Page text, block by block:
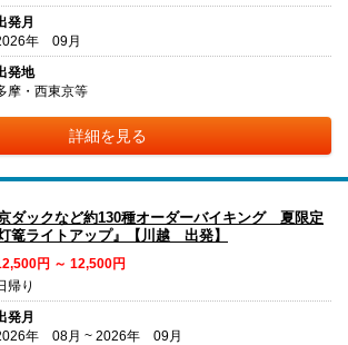
発月
年 09月
発地
摩・西東京等
詳細を見る
ダックなど約130種オーダーバイキング 夏限定
篭ライトアップ』【川越 出発】
円 ～ 12,500円
帰り
発月
年 08月 ~ 2026年 09月